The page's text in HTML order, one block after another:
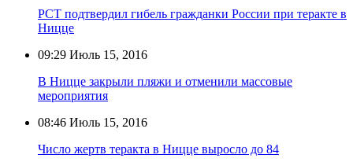
РСТ подтвердил гибель гражданки России при теракте в
Ницце
09:29 Июль 15, 2016
В Ницце закрыли пляжи и отменили массовые
мероприятия
08:46 Июль 15, 2016
Число жертв теракта в Ницце выросло до 84